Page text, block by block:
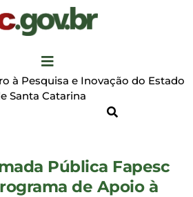
à Pesquisa e Inovação do Estado
Santa Catarina
Pública Fapesc
de Apoio à